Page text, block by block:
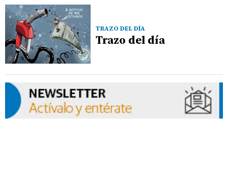
TRAZO DEL DÍA
Trazo del día